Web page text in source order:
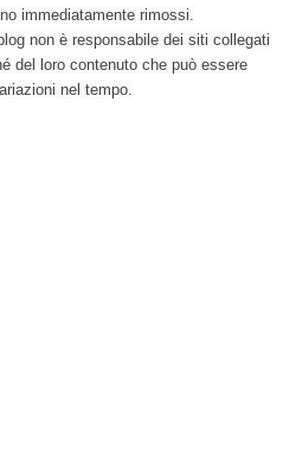
immediatamente rimossi.
non è responsabile dei siti collegati
del loro contenuto che può essere
nel tempo.